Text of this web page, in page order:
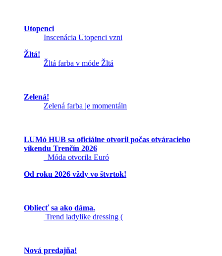
Utopenci
Inscenácia Utopenci vzni
Žltá!
Žltá farba v móde Žltá
Zelená!
Zelená farba je momentáln
LUMó HUB sa oficiálne otvoril počas otváracieho
víkendu Trenčín 2026
Móda otvorila Euró
Od roku 2026 vždy vo štvrtok!
Obliecť sa ako dáma.
Trend ladylike dressing (
Nová predajňa!